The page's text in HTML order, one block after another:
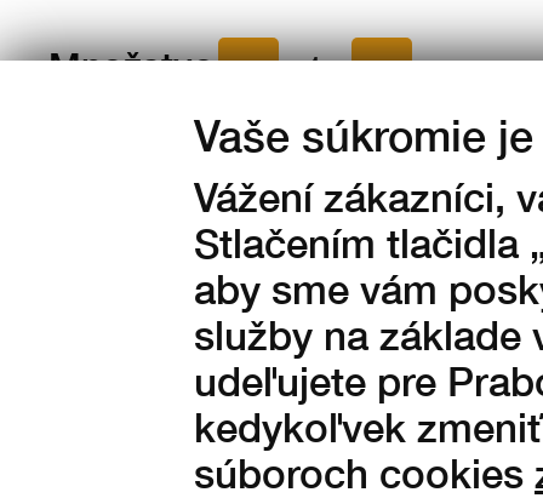
Vaše súkromie
Vážení zákazníci,
Stlačením tlačidla
aby sme vám
služby na základe
udeľujete pre
kedykoľvek
súboroch cookies
Množstvo:
na sklade
Kč s DPH
350 Kč bez DPH